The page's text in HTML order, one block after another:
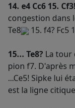
14. e4 Cc6 15. Cf3!
congestion dans
Te8
15. f4? Fc5
15... Te8? La tour
pion f7. D'après
...Ce5! Sipke lui
est la ligne